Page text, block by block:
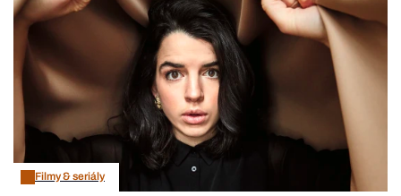
Filmy & seriály